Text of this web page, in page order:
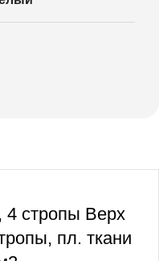
4 стропы Верх
пл. ткани